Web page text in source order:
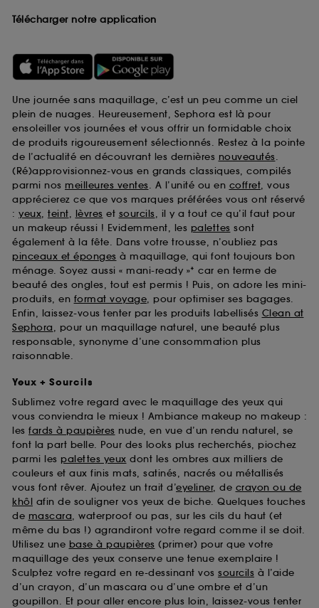
Télécharger notre application
Une journée sans maquillage, c’est un peu comme un ciel
plein de nuages. Heureusement, Sephora est là pour
ensoleiller vos journées et vous offrir un formidable choix
de produits rigoureusement sélectionnés. Restez à la pointe
de l’actualité en découvrant les dernières nouveautés.
(Ré)approvisionnez-vous en grands classiques, compilés
parmi nos meilleures ventes. A l’unité ou en coffret, vous
apprécierez ce que vos marques préférées vous ont réservé
: yeux, teint, lèvres et sourcils, il y a tout ce qu’il faut pour
un makeup réussi ! Evidemment, les palettes sont
également à la fête. Dans votre trousse, n’oubliez pas
pinceaux et éponges à maquillage, qui font toujours bon
ménage. Soyez aussi « mani-ready »* car en terme de
beauté des ongles, tout est permis ! Puis, on adore les mini-
produits, en format voyage, pour optimiser ses bagages.
Enfin, laissez-vous tenter par les produits labellisés Clean at
Sephora, pour un maquillage naturel, une beauté plus
responsable, synonyme d’une consommation plus
raisonnable.
Yeux + Sourcils
Sublimez votre regard avec le maquillage des yeux qui
vous conviendra le mieux ! Ambiance makeup no makeup :
les fards à paupières nude, en vue d’un rendu naturel, se
font la part belle. Pour des looks plus recherchés, piochez
parmi les palettes yeux dont les ombres aux milliers de
couleurs et aux finis mats, satinés, nacrés ou métallisés
vous font rêver. Ajoutez un trait d’eyeliner, de crayon ou de
khôl afin de souligner vos yeux de biche. Quelques touches
de mascara, waterproof ou pas, sur les cils du haut (et
même du bas !) agrandiront votre regard comme il se doit.
Utilisez une base à paupières (primer) pour que votre
maquillage des yeux conserve une tenue exemplaire !
Sculptez votre regard en re-dessinant vos sourcils à l’aide
d’un crayon, d’un mascara ou d’une ombre et d’un
goupillon. Et pour aller encore plus loin, laissez-vous tenter